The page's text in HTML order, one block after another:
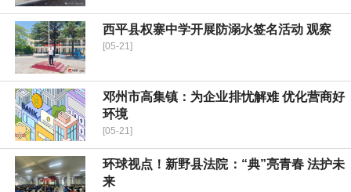
​西平县权寨中学开展防溺水签名活动 观察
[05-21]
邓州市高集镇：为企业排忧解难 优化营商好
环境
[05-21]
环球视点！新野县法院：“典”亮青春 法护未
来